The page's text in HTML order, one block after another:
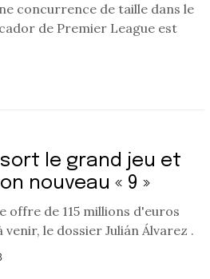
concurrence de taille dans le
de Premier League est
le grand jeu et
nouveau « 9 »
offre de 115 millions d'euros
le dossier Julián Álvarez .